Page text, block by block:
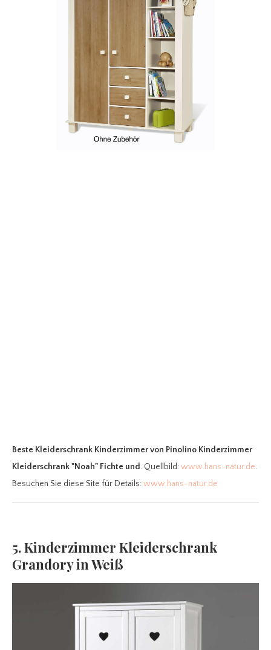
Beste Kleiderschrank Kinderzimmervon Pinolino Kinderzimmer
Kleiderschrank "Noah" Fichte und. Quellbild:www.hans-natur.de.
Besuchen Sie diese Site für Details:www.hans-natur.de
5. Kinderzimmer Kleiderschrank
Grandory in Weiß